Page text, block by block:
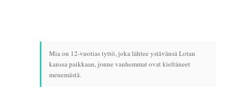
Mia on 12-vuotias tyttö, joka lähtee ystävänsä Lotan
kanssa paikkaan, jonne vanhemmat ovat kieltäneet
menemästä.